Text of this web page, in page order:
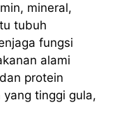
mineral,
tubuh
fungsi
alami
protein
tinggi gula,